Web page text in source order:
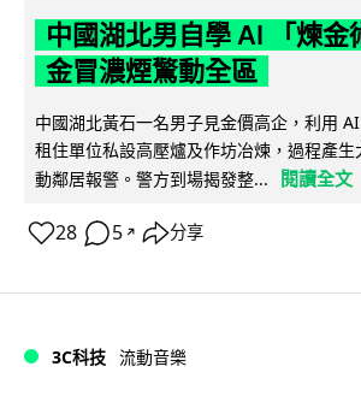
中國湖北男自學 AI 「煉金
金冒濃煙驚動全區
中國湖北黃石一名男子見金價高企，利用
租住單位私設高壓爐及作坊冶煉，過程產
動鄰居報警。警方到場揭發整...
閱讀全文
28 5 ↗ 分享
3C科技 流動音樂